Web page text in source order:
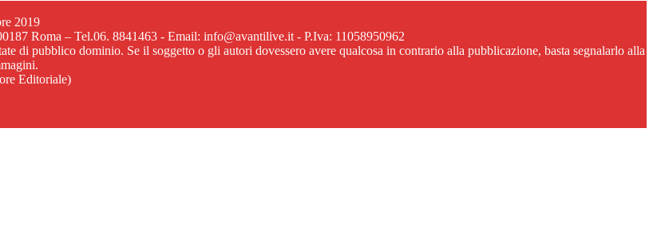
2019
Roma – Tel.06. 8841463 - Email: info@avantilive.it - P.Iva: 11058950962
di pubblico dominio. Se il soggetto o gli autori dovessero avere qualcosa in contrario alla pubblicazione, basta segnalarlo alla
Editoriale)